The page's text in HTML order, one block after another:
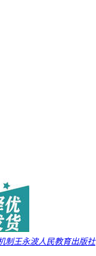
制王永波人民教育出版社